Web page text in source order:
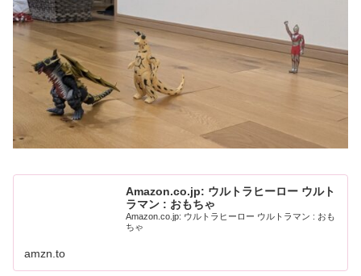
Amazon.co.jp: ウルトラヒーロー ウルト
ラマン : おもちゃ
Amazon.co.jp: ウルトラヒーロー ウルトラマン : おも
ちゃ
amzn.to